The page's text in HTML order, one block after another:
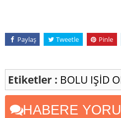
Paylaş Tweetle Pinle
Etiketler : BOLU IŞİD
HABERE